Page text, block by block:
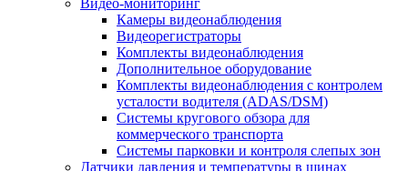
Видео-мониторинг
Камеры видеонаблюдения
Видеорегистраторы
Комплекты видеонаблюдения
Дополнительное оборудование
Комплекты видеонаблюдения с контролем
усталости водителя (ADAS/DSM)
Системы кругового обзора для
коммерческого транспорта
Системы парковки и контроля слепых зон
Датчики давления и температуры в шинах